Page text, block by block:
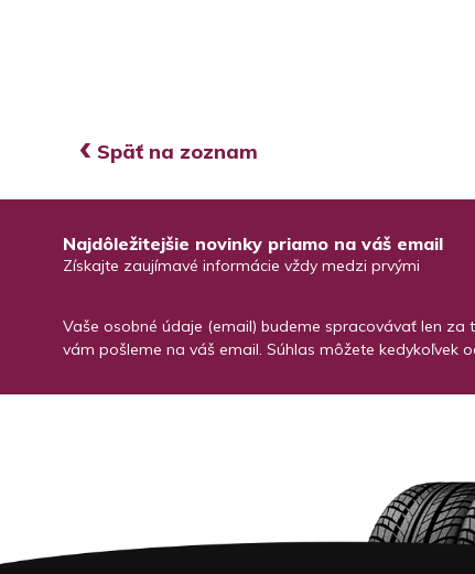
‹ Späť na zoznam
Najdôležitejšie novinky priamo na váš email
Získajte zaujímavé informácie vždy medzi prvými
Vaše osobné údaje (email) budeme spracovávať len
vám pošleme na váš email. Súhlas môžete kedykoľvek